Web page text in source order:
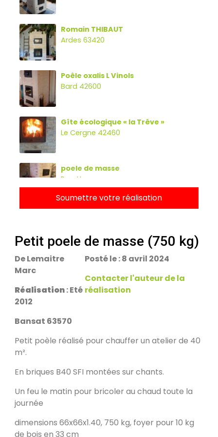
Romain THIBAUT
Ardes 63420
Poêle oxalis L Vinols
Bard 42600
Gîte écologique « la Trêve »
Le Cergne 42460
poele de masse
Parette
Rans 39700
PDM Yoloxalis
Les Salelles 48230
Soumettre votre réalisation
Petit poele de masse (750 kg)
De Lemaitre
Marc
Réalisation: Eté
2012
Bansat 63570
Posté le : 8 avril 2024
Contacter l'auteur de la
réalisation
Petit poèle réalisé pour chauffer un atelier de 40
m².
En briques B40 SFI montées sur chants.
Un feu le matin pour bricoler au chaud toute la
journée
dimensions 66x66x1.40, 750 kg, foyer pour 10 kg
de bois en 33 cm